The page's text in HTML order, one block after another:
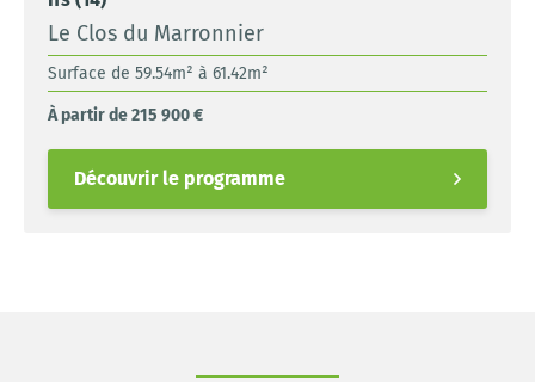
Le Clos du Marronnier
Surface de 59.54m² à 61.42m²
À partir de 215 900 €
Découvrir le programme